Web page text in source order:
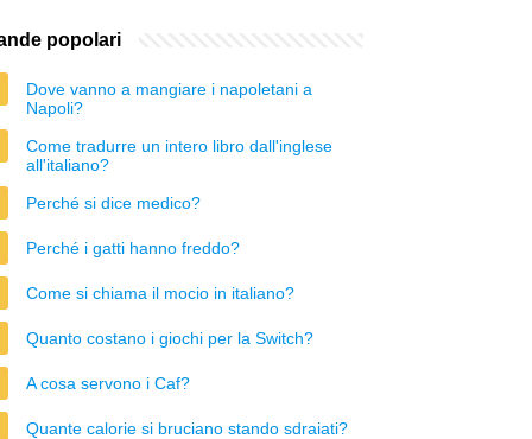
popolari
Dove vanno a mangiare i napoletani a
Napoli?
Come tradurre un intero libro dall'inglese
all'italiano?
Perché si dice medico?
Perché i gatti hanno freddo?
Come si chiama il mocio in italiano?
Quanto costano i giochi per la Switch?
A cosa servono i Caf?
Quante calorie si bruciano stando sdraiati?